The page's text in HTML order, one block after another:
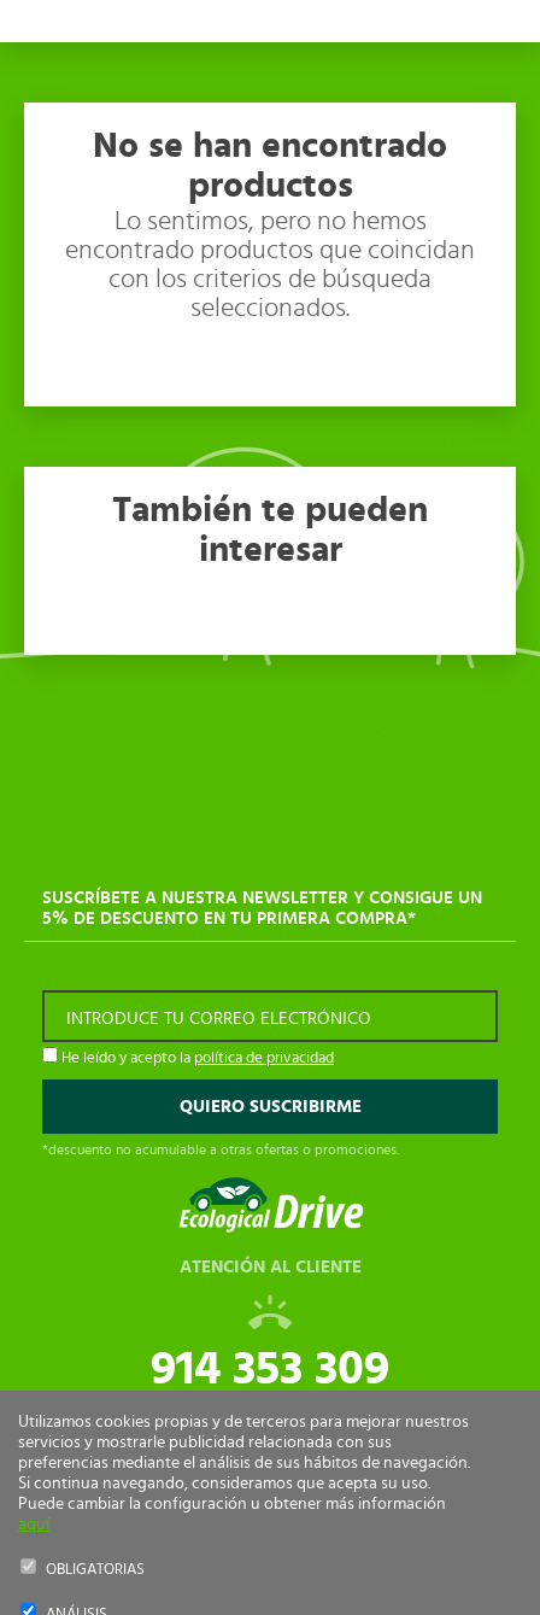
No se han encontrado
productos
Lo sentimos, pero no hemos
encontrado productos que coincidan
con los criterios de búsqueda
seleccionados.
También te pueden
interesar
SUSCRÍBETE A NUESTRA NEWSLETTER Y CONSIGUE UN
5% DE DESCUENTO EN TU PRIMERA COMPRA*
INTRODUCE TU CORREO ELECTRÓNICO
He leído y acepto la política de privacidad
*descuento no acumulable a otras ofertas o promociones.
ATENCIÓN AL CLIENTE
914 353 309
tiendaonline@ecologicaldrive.com
Utilizamos cookies propias y de terceros para mejorar nuestros
servicios y mostrarle publicidad relacionada con sus
preferencias mediante el análisis de sus hábitos de navegación.
Si continua navegando, consideramos que acepta su uso.
Puede cambiar la configuración u obtener más información
aquí
OBLIGATORIAS